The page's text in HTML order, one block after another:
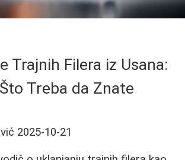
Trajnih Filera iz Usana:
Treba da Znate
2025-10-21